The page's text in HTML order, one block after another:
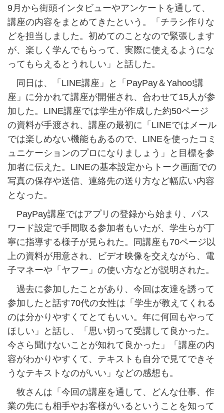
9月から街頭インタビューやアンケートを通して、
講座の内容をまとめてきたという。「チラシ作りな
どを担当しました。初めてのことなので緊張します
が、楽しく学んでもらって、実際に使えるようにな
ってもらえるとうれしい」と話した。
同日は、「LINE講座」と「PayPay＆Yahoo!講
座」に分かれて講座が開催され、合わせて15人が参
加した。LINE講座では学生が作成した約50ページ
の資料が手渡され、講座の最初に「LINEではメール
では楽しめない機能もあるので、LINEを使ったコミ
ュニケーションのプロになりましょう」と目標を参
加者に伝えた。LINEの基本設定からトーク画面での
写真の保存や送信、連絡先の送り方など幅広い内容
となった。
PayPay講座ではアプリの登録から始まり、パス
ワード設定で手間取る参加者もいたが、学生らが丁
寧に指導する様子が見られた。同講座も70ページ以
上の資料が用意され、ビデオ映像を交えながら、電
子マネーや「ヤフー」の使い方などが説明された。
過去に参加したことがあり、今回は友達を誘って
参加したと話す70代の女性は「学生が教えてくれる
のは分かりやすくてとてもいい。年に何回もやって
ほしい」と話し、「思い切って受講して良かった。
今さら聞けないことが知れて良かった」「講座の内
容がわかりやすくて、テキストも自分で見てできそ
うなテキストなのがいい」などの感想も。
牧さんは「今回の講座を通して、どんな仕事、作
業の先にも相手やお客様がいるということを知って